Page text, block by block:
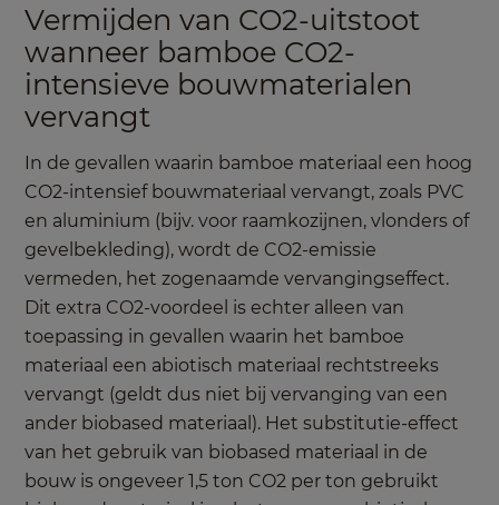
Vermijden van CO2-uitstoot
wanneer bamboe CO2-
intensieve bouwmaterialen
vervangt
In de gevallen waarin bamboe materiaal een hoog
CO2-intensief bouwmateriaal vervangt, zoals PVC
en aluminium (bijv. voor raamkozijnen, vlonders of
gevelbekleding), wordt de CO2-emissie
vermeden, het zogenaamde vervangingseffect.
Dit extra CO2-voordeel is echter alleen van
toepassing in gevallen waarin het bamboe
materiaal een abiotisch materiaal rechtstreeks
vervangt (geldt dus niet bij vervanging van een
ander biobased materiaal). Het substitutie-effect
van het gebruik van biobased materiaal in de
bouw is ongeveer 1,5 ton CO2 per ton gebruikt